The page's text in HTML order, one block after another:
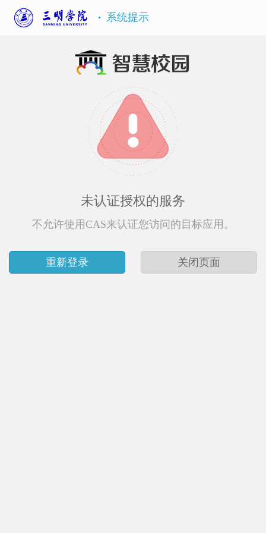
系统提示
未认证授权的服务
不允许使用CAS来认证您访问的目标应用。